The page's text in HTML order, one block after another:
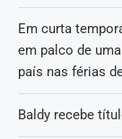
Em curta
em palco de
país nas férias
Baldy recebe